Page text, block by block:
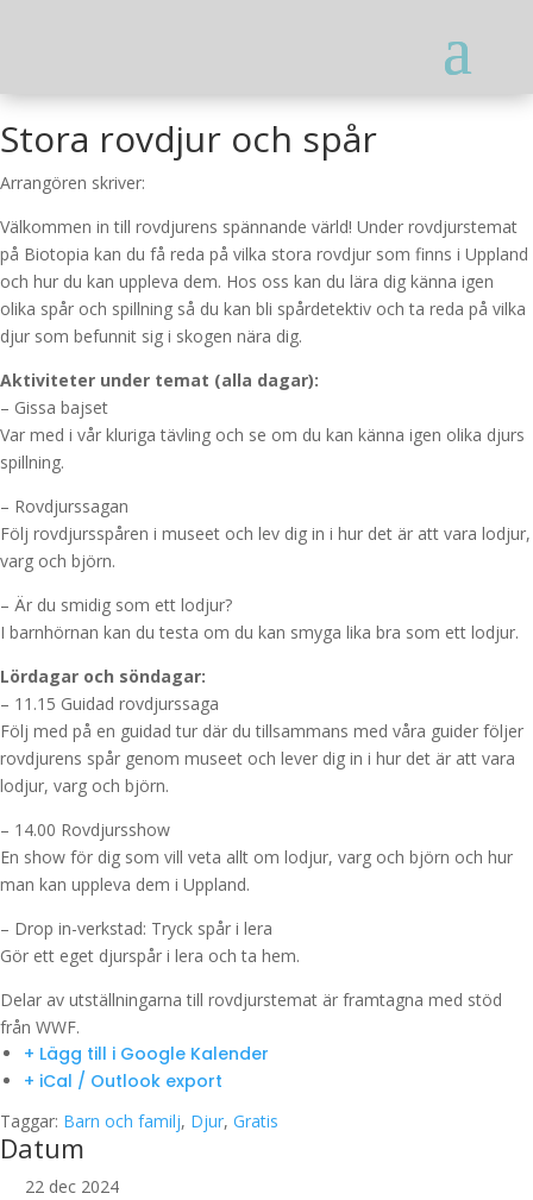
Stora rovdjur och spår
Arrangören skriver:
Välkommen in till rovdjurens spännande värld! Under rovdjurstemat
på Biotopia kan du få reda på vilka stora rovdjur som finns i Uppland
och hur du kan uppleva dem. Hos oss kan du lära dig känna igen
olika spår och spillning så du kan bli spårdetektiv och ta reda på vilka
djur som befunnit sig i skogen nära dig.
Aktiviteter under temat (alla dagar):
– Gissa bajset
Var med i vår kluriga tävling och se om du kan känna igen olika djurs
spillning.
– Rovdjurssagan
Följ rovdjursspåren i museet och lev dig in i hur det är att vara lodjur,
varg och björn.
– Är du smidig som ett lodjur?
I barnhörnan kan du testa om du kan smyga lika bra som ett lodjur.
Lördagar och söndagar:
– 11.15 Guidad rovdjurssaga
Följ med på en guidad tur där du tillsammans med våra guider följer
rovdjurens spår genom museet och lever dig in i hur det är att vara
lodjur, varg och björn.
– 14.00 Rovdjursshow
En show för dig som vill veta allt om lodjur, varg och björn och hur
man kan uppleva dem i Uppland.
– Drop in-verkstad: Tryck spår i lera
Gör ett eget djurspår i lera och ta hem.
Delar av utställningarna till rovdjurstemat är framtagna med stöd
från WWF.
+ Lägg till i Google Kalender
+ iCal / Outlook export
Taggar: Barn och familj, Djur, Gratis
Datum
22 dec 2024